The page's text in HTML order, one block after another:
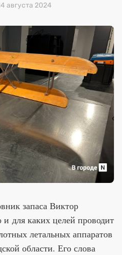
августа 2024
запаса Виктор
и для каких целей проводит
летальных аппаратов
области. Его слова